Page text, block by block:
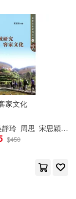
舜淵
家文化
靜玲 周思 宋思穎 張
$450